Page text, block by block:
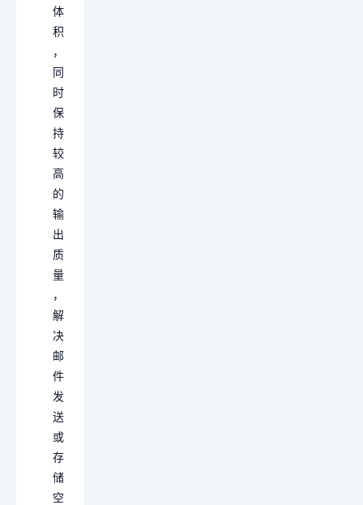
体
积
，
同
时
保
持
较
高
的
输
出
质
量
，
解
决
邮
件
发
送
或
存
储
空